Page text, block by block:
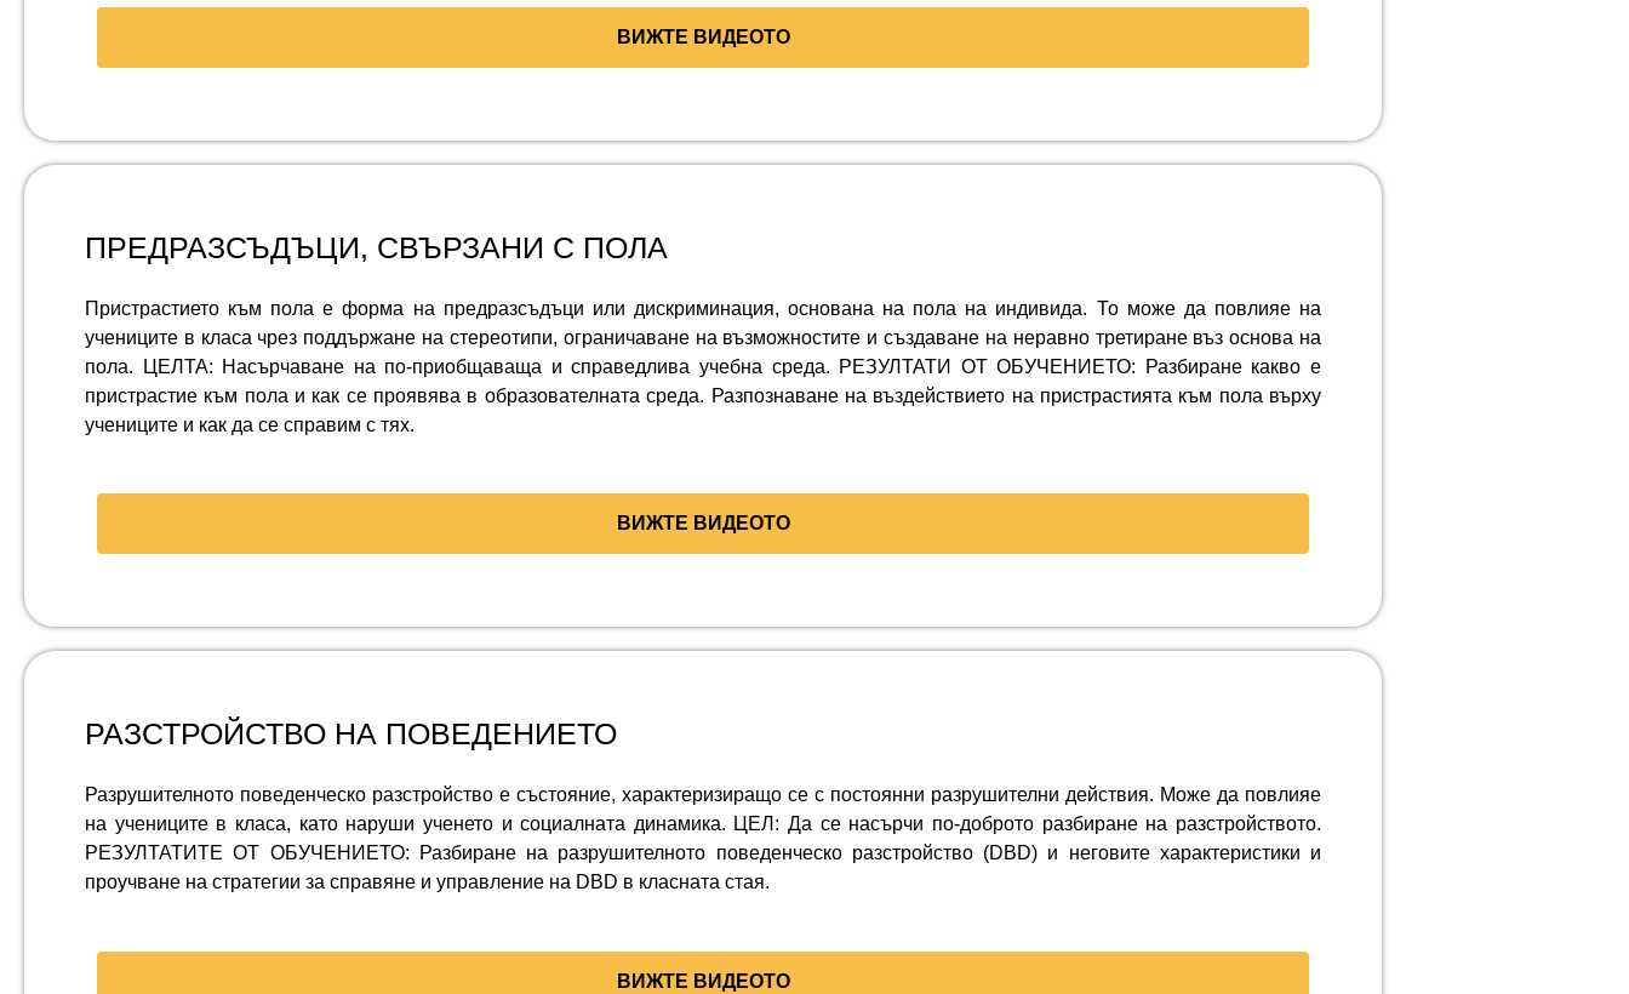
ВИЖТЕ ВИДЕОТО
ПРЕДРАЗСЪДЪЦИ, СВЪРЗАНИ С ПОЛА
Пристрастието към пола е форма на предразсъдъци или дискриминация, основана на пола на индивида. То може да повлияе на
учениците в класа чрез поддържане на стереотипи, ограничаване на възможностите и създаване на неравно третиране въз основа на
пола. ЦЕЛТА: Насърчаване на по-приобщаваща и справедлива учебна среда. РЕЗУЛТАТИ ОТ ОБУЧЕНИЕТО: Разбиране какво е
пристрастие към пола и как се проявява в образователната среда. Разпознаване на въздействието на пристрастията към пола върху
учениците и как да се справим с тях.
ВИЖТЕ ВИДЕОТО
РАЗСТРОЙСТВО НА ПОВЕДЕНИЕТО
Разрушителното поведенческо разстройство е състояние, характеризиращо се с постоянни разрушителни действия. Може да повлияе
на учениците в класа, като наруши ученето и социалната динамика. ЦЕЛ: Да се насърчи по-доброто разбиране на разстройството.
РЕЗУЛТАТИТЕ ОТ ОБУЧЕНИЕТО: Разбиране на разрушителното поведенческо разстройство (DBD) и неговите характеристики и
проучване на стратегии за справяне и управление на DBD в класната стая.
ВИЖТЕ ВИДЕОТО